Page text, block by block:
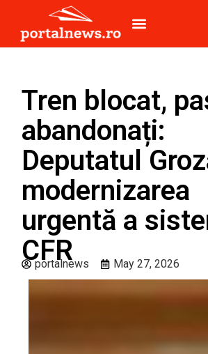
Tren blocat,
abandonați:
Deputatul
modernizarea
urgentă a
CFR
portalnews May 27, 2026